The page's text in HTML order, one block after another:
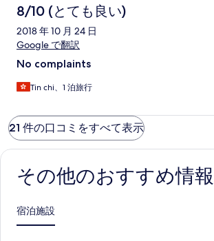
8/10 (とても良い)
2018 年 10 月 24 日
Google で翻訳
No complaints
Tin chi、1 泊旅行
21 件の口コミをすべて表示
その他のおすすめ情報
宿泊施設